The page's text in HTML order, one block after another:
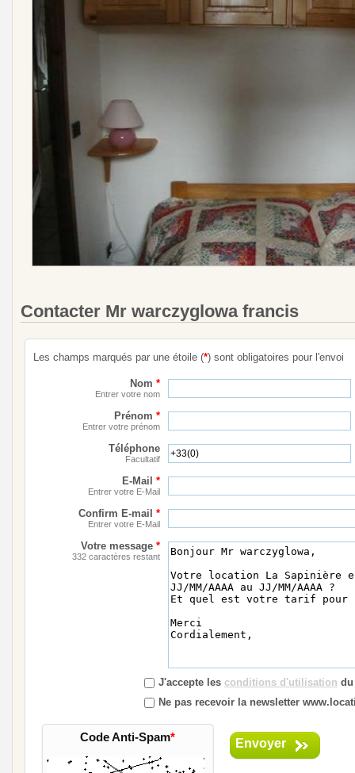
Contacter Mr warczyglowa francis
Les champs marqués par une étoile (*) sont obligatoires pour l'envoi
Nom *
Entrer votre nom
Prénom *
Entrer votre prénom
Téléphone
Facultatif
E-Mail *
Entrer votre E-Mail
Confirm E-mail *
Entrer votre E-Mail
Votre message *
332 caractères restant
J'accepte les conditions d'utilisation
Ne pas recevoir la newsletter
Code Anti-Spam* Envoyer